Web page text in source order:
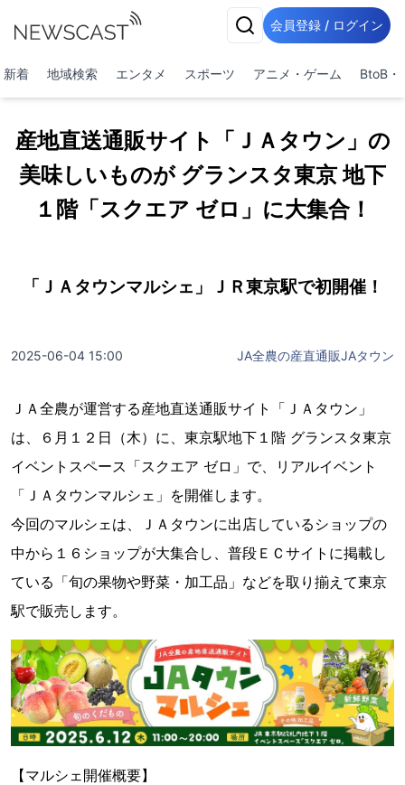
会員登録 / ログイン
新着 地域検索 エンタメ スポーツ アニメ・ゲーム BtoB・
産地直送通販サイト「ＪＡタウン」の
美味しいものが グランスタ東京 地下
１階「スクエア ゼロ」に大集合！
「ＪＡタウンマルシェ」ＪＲ東京駅で初開催！
2025-06-04 15:00 JA全農の産直通販JAタウン
ＪＡ全農が運営する産地直送通販サイト「ＪＡタウン」
は、６月１２日（木）に、東京駅地下１階 グランスタ東京
イベントスペース「スクエア ゼロ」で、リアルイベント
「ＪＡタウンマルシェ」を開催します。
今回のマルシェは、ＪＡタウンに出店しているショップの
中から１６ショップが大集合し、普段ＥＣサイトに掲載し
ている「旬の果物や野菜・加工品」などを取り揃えて東京
駅で販売します。
【マルシェ開催概要】